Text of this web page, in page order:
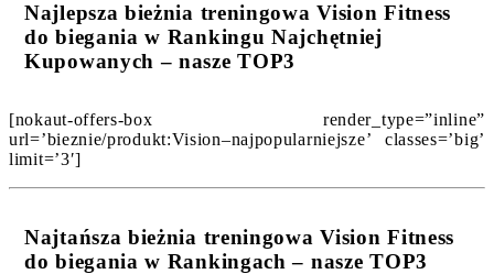
Najlepsza bieżnia treningowa Vision Fitness
do biegania w Rankingu Najchętniej
Kupowanych – nasze TOP3
[nokaut-offers-box render_type=”inline”
url=’bieznie/produkt:Vision–najpopularniejsze’ classes=’big’
limit=’3′]
Najtańsza bieżnia treningowa Vision Fitness
do biegania w Rankingach – nasze TOP3